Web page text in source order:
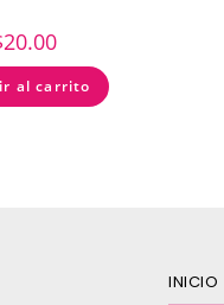
20.00
al carrito
INICIO